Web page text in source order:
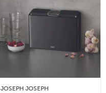
JOSEPH JOSEPH